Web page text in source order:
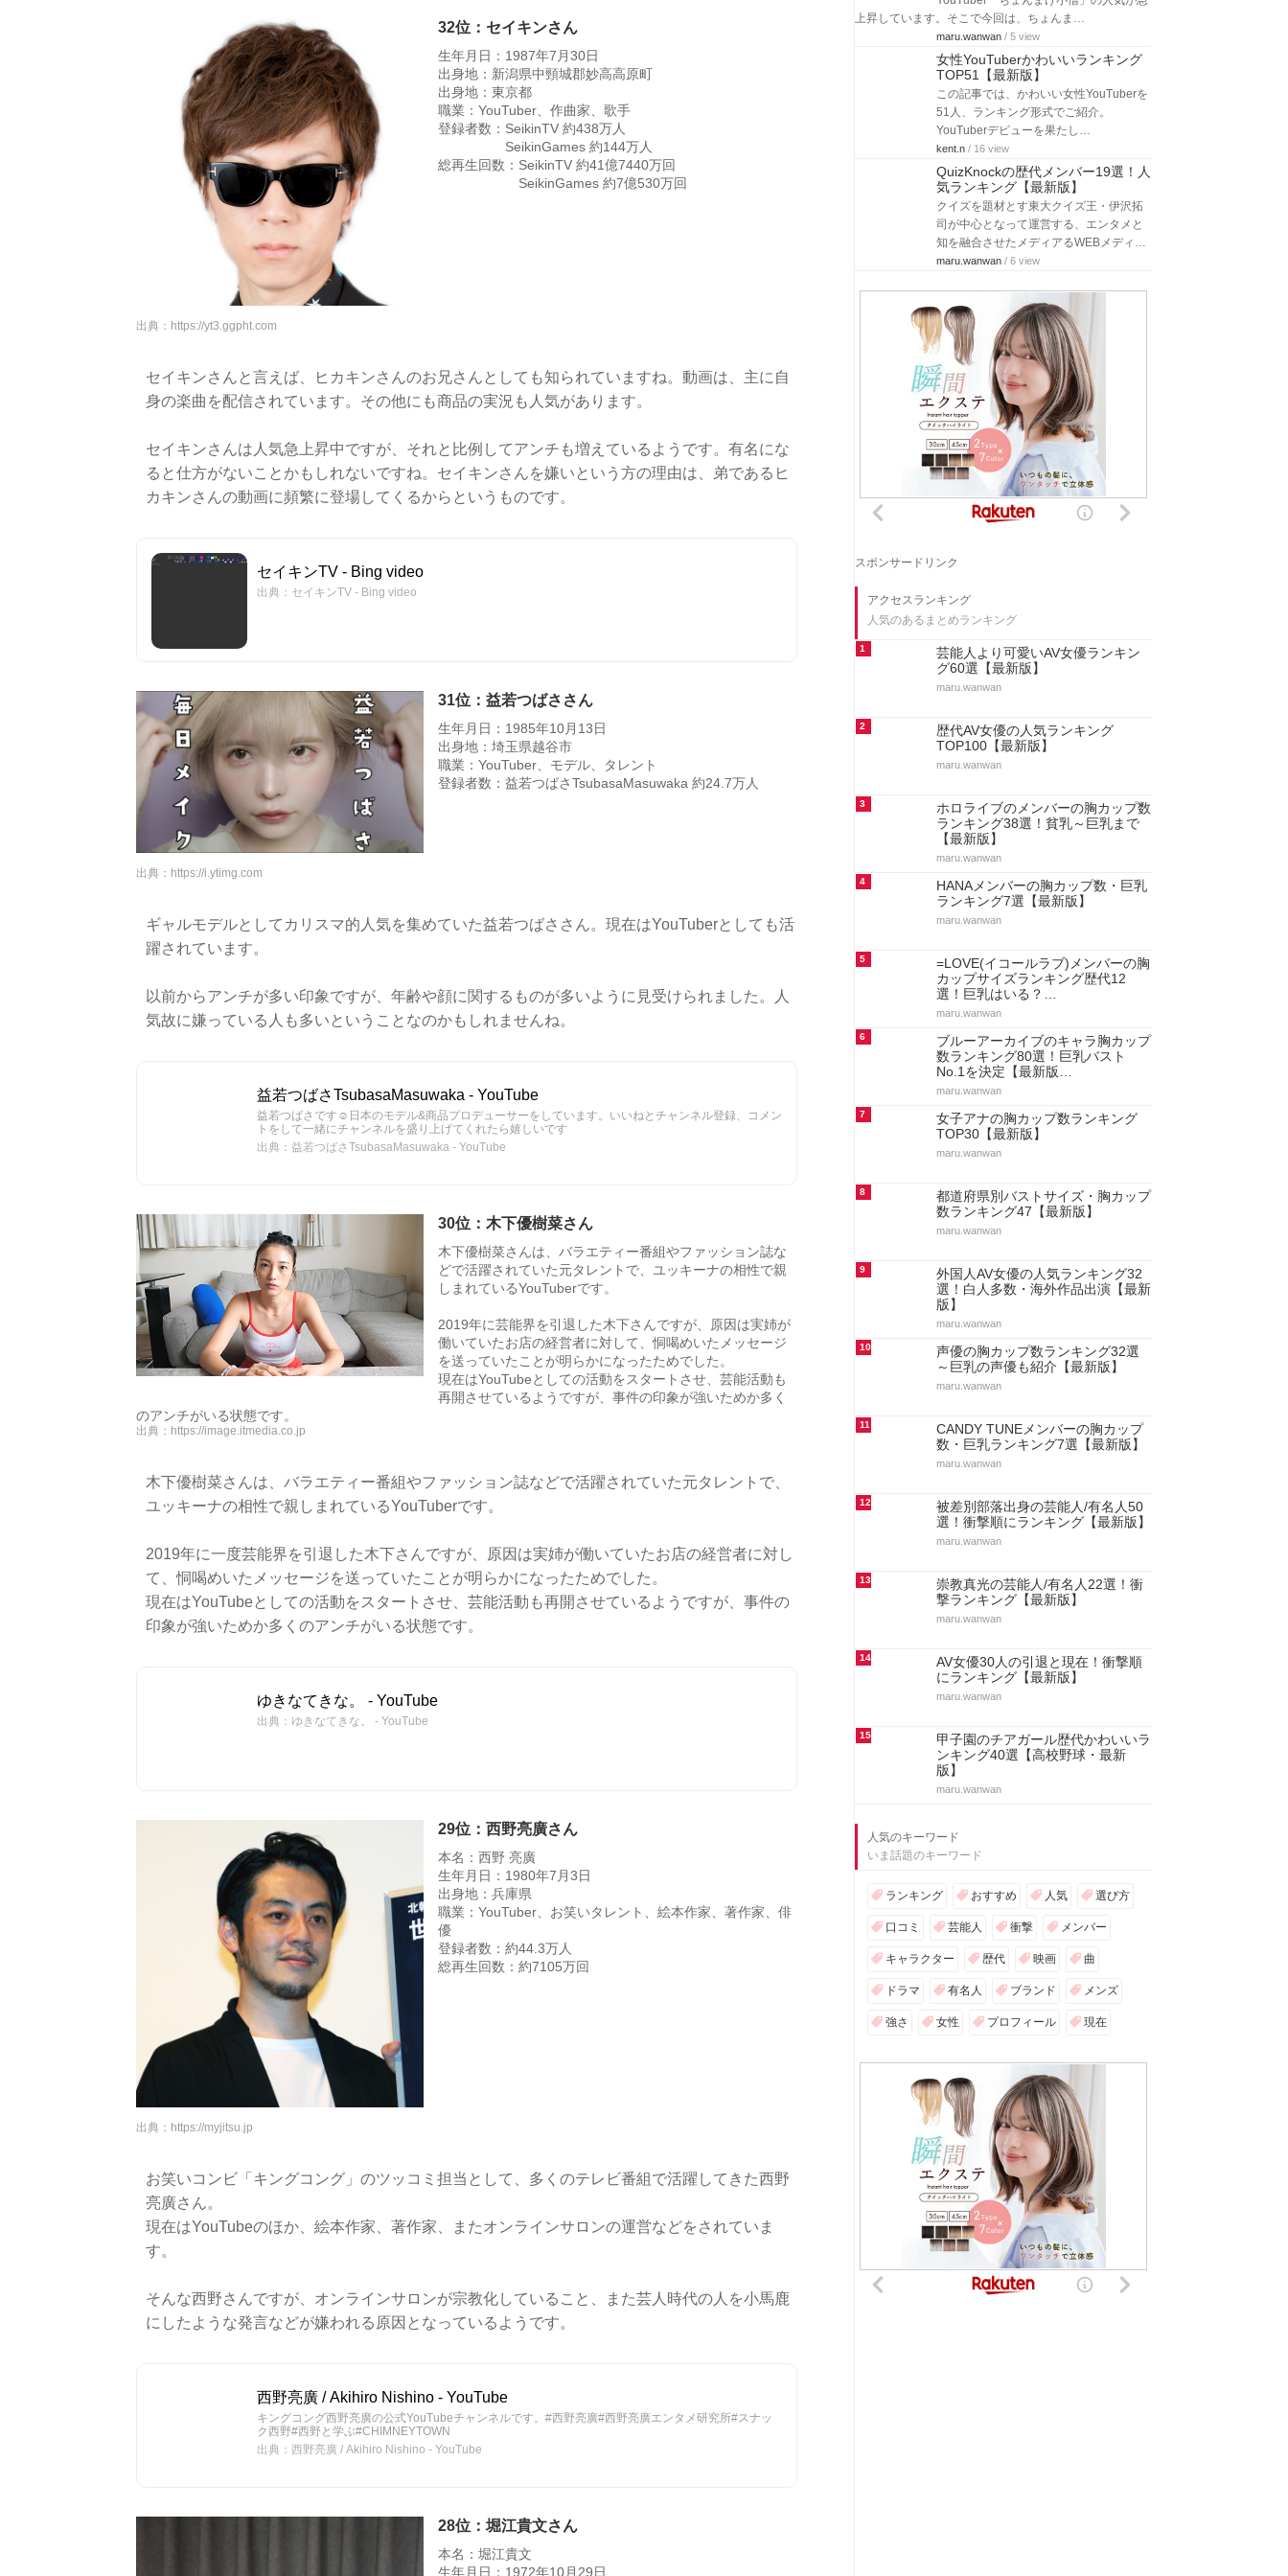
32位：セイキンさん
生年月日：1987年7月30日
出身地：新潟県中頸城郡妙高高原町
出身地：東京都
職業：YouTuber、作曲家、歌手
登録者数：SeikinTV 約438万人
SeikinGames 約144万人
総再生回数：SeikinTV 約41億7440万回
SeikinGames 約7億530万回
出典： https://yt3.ggpht.com
セイキンさんと言えば、ヒカキンさんのお兄さんとしても知られていますね。動画は、主に自
身の楽曲を配信されています。その他にも商品の実況も人気があります。
セイキンさんは人気急上昇中ですが、それと比例してアンチも増えているようです。有名にな
ると仕方がないことかもしれないですね。セイキンさんを嫌いという方の理由は、弟であるヒ
カキンさんの動画に頻繁に登場してくるからというものです。
セイキンTV - Bing video
出典：セイキンTV - Bing video
31位：益若つばささん
生年月日：1985年10月13日
出身地：埼玉県越谷市
職業：YouTuber、モデル、タレント
登録者数：益若つばさTsubasaMasuwaka 約24.7万人
出典： https://i.ytimg.com
ギャルモデルとしてカリスマ的人気を集めていた益若つばささん。現在はYouTuberとしても活
躍されています。
以前からアンチが多い印象ですが、年齢や顔に関するものが多いように見受けられました。人
気故に嫌っている人も多いということなのかもしれませんね。
益若つばさTsubasaMasuwaka - YouTube
益若つばさです☺︎日本のモデル&商品プロデューサーをしています。いいねとチャンネル登録、コメン
トをして一緒にチャンネルを盛り上げてくれたら嬉しいです
出典：益若つばさTsubasaMasuwaka - YouTube
30位：木下優樹菜さん
木下優樹菜さんは、バラエティー番組やファッション誌な
どで活躍されていた元タレントで、ユッキーナの相性で親
しまれているYouTuberです。
2019年に芸能界を引退した木下さんですが、原因は実姉が
働いていたお店の経営者に対して、恫喝めいたメッセージ
を送っていたことが明らかになったためでした。
現在はYouTubeとしての活動をスタートさせ、芸能活動も
再開させているようですが、事件の印象が強いためか多く
のアンチがいる状態です。
出典： https://image.itmedia.co.jp
木下優樹菜さんは、バラエティー番組やファッション誌などで活躍されていた元タレントで、
ユッキーナの相性で親しまれているYouTuberです。
2019年に一度芸能界を引退した木下さんですが、原因は実姉が働いていたお店の経営者に対し
て、恫喝めいたメッセージを送っていたことが明らかになったためでした。
現在はYouTubeとしての活動をスタートさせ、芸能活動も再開させているようですが、事件の
印象が強いためか多くのアンチがいる状態です。
ゆきなてきな。 - YouTube
出典：ゆきなてきな。 - YouTube
29位：西野亮廣さん
本名：西野 亮廣
生年月日：1980年7月3日
出身地：兵庫県
職業：YouTuber、お笑いタレント、絵本作家、著作家、俳
優
登録者数：約44.3万人
総再生回数：約7105万回
出典： https://myjitsu.jp
お笑いコンビ「キングコング」のツッコミ担当として、多くのテレビ番組で活躍してきた西野
亮廣さん。
現在はYouTubeのほか、絵本作家、著作家、またオンラインサロンの運営などをされていま
す。
そんな西野さんですが、オンラインサロンが宗教化していること、また芸人時代の人を小馬鹿
にしたような発言などが嫌われる原因となっているようです。
西野亮廣 / Akihiro Nishino - YouTube
キングコング西野亮廣の公式YouTubeチャンネルです。#西野亮廣#西野亮廣エンタメ研究所#スナッ
ク西野#西野と学ぶ#CHIMNEYTOWN
出典：西野亮廣 / Akihiro Nishino - YouTube
28位：堀江貴文さん
本名：堀江貴文
生年月日：1972年10月29日
上昇しています。そこで今回は、ちょんま…
maru.wanwan / 5 view
女性YouTuberかわいいランキング
TOP51【最新版】
この記事では、かわいい女性YouTuberを
51人、ランキング形式でご紹介。
YouTuberデビューを果たし…
kent.n / 16 view
QuizKnockの歴代メンバー19選！人
気ランキング【最新版】
クイズを題材とす東大クイズ王・伊沢拓
司が中心となって運営する、エンタメと
知を融合させたメディアるWEBメディ…
maru.wanwan / 6 view
スポンサードリンク
アクセスランキング
人気のあるまとめランキング
1
芸能人より可愛いAV女優ランキン
グ60選【最新版】
maru.wanwan
2
歴代AV女優の人気ランキング
TOP100【最新版】
maru.wanwan
3
ホロライブのメンバーの胸カップ数
ランキング38選！貧乳～巨乳まで
【最新版】
maru.wanwan
4
HANAメンバーの胸カップ数・巨乳
ランキング7選【最新版】
maru.wanwan
5
=LOVE(イコールラブ)メンバーの胸
カップサイズランキング歴代12
選！巨乳はいる？…
maru.wanwan
6
ブルーアーカイブのキャラ胸カップ
数ランキング80選！巨乳バスト
No.1を決定【最新版…
maru.wanwan
7
女子アナの胸カップ数ランキング
TOP30【最新版】
maru.wanwan
8
都道府県別バストサイズ・胸カップ
数ランキング47【最新版】
maru.wanwan
9
外国人AV女優の人気ランキング32
選！白人多数・海外作品出演【最新
版】
maru.wanwan
10
声優の胸カップ数ランキング32選
～巨乳の声優も紹介【最新版】
maru.wanwan
11
CANDY TUNEメンバーの胸カップ
数・巨乳ランキング7選【最新版】
maru.wanwan
12
被差別部落出身の芸能人/有名人50
選！衝撃順にランキング【最新版】
maru.wanwan
13
崇教真光の芸能人/有名人22選！衝
撃ランキング【最新版】
maru.wanwan
14
AV女優30人の引退と現在！衝撃順
にランキング【最新版】
maru.wanwan
15
甲子園のチアガール歴代かわいいラ
ンキング40選【高校野球・最新
版】
maru.wanwan
人気のキーワード
いま話題のキーワード
ランキング おすすめ 人気 選び方
口コミ 芸能人 衝撃 メンバー
キャラクター 歴代 映画 曲
ドラマ 有名人 ブランド メンズ
強さ 女性 プロフィール 現在